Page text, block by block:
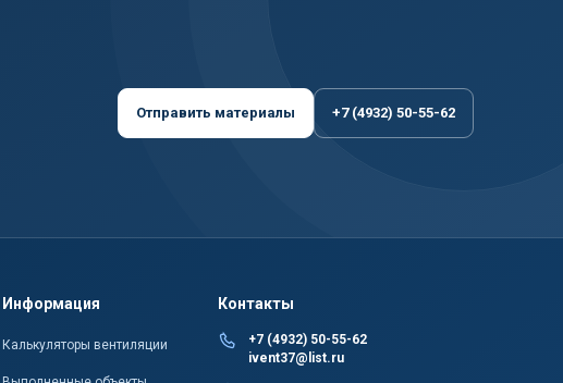
Отправить материалы +7 (4932) 50-55-62
Информация
Калькуляторы вентиляции
Контакты
+7 (4932) 50-55-62
ivent37@list.ru